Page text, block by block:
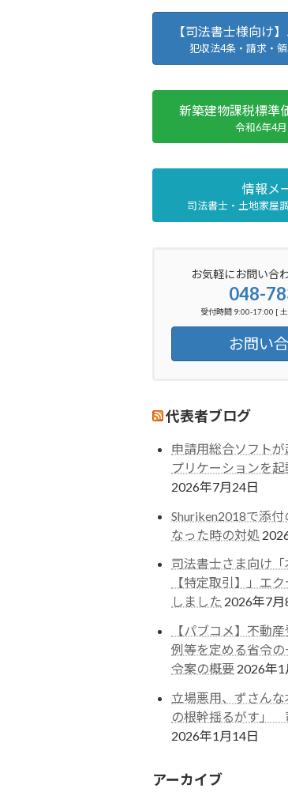
【司法書士様向け
犯収法4条・請求・
新築建物課税標準
令和6年4
情報メ
司法書士・土地家屋
お気軽にお問い合
048-
受付時間 9:00-17:00 [
お問い
代表者ブログ
申請用総合ソフト
プリケーションを起
2026年7月24日
Shuriken2018で添付
なった時の対処
司法書士さま向け
【特定取引】」エ
しました 2026年7月
【パブコメ】不動
例等を定める省令
令案の概要 2026年1
立場悪用、ずさん
の根幹揺るがす」
2026年1月14日
アーカイブ